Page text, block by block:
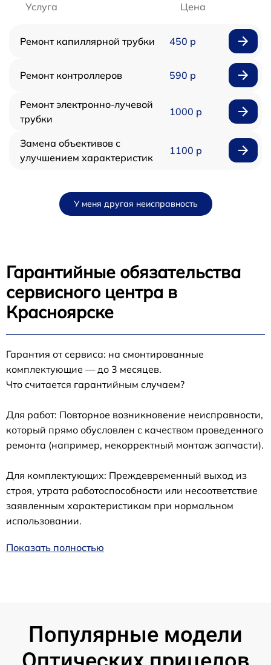
Услуга Цена
Ремонт капиллярной трубки 450 р
Ремонт контроллеров 590 р
Ремонт электронно-лучевой
трубки
1000 р
Замена объективов с
улучшением характеристик
1100 р
У меня другая неисправность
Гарантийные обязательства
сервисного центра в
Красноярске
Гарантия от сервиса: на смонтированные
комплектующие — до 3 месяцев.
Что считается гарантийным случаем?
Для работ: Повторное возникновение неисправности,
который прямо обусловлен с качеством проведенного
ремонта (например, некорректный монтаж запчасти).
Для комплектующих: Преждевременный выход из
строя, утрата работоспособности или несоответствие
заявленным характеристикам при нормальном
использовании.
Показать полностью
Популярные модели